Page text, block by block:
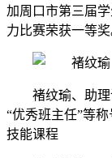
加周口市第三届
力比赛荣获一等奖
褚纹瑜、助
“优秀班主任”等
技能课程